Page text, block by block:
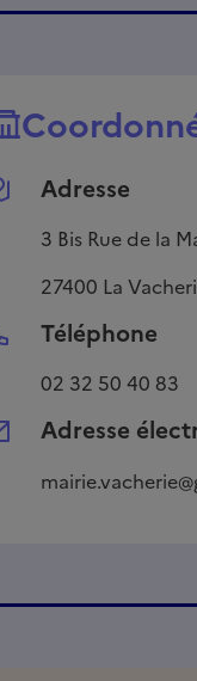
Adresse
3 Bis Rue de la
27400 La
Téléphone
02 32 50 40 83
Adresse